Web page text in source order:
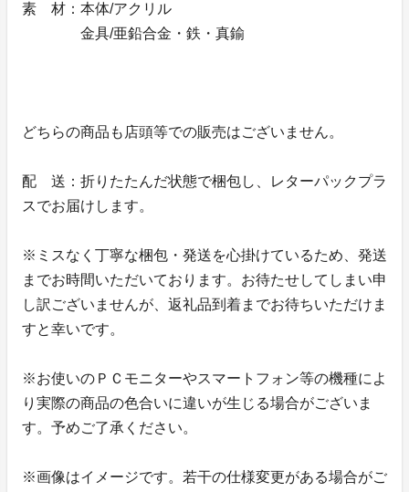
素 材：本体/アクリル
金具/亜鉛合金・鉄・真鍮
どちらの商品も店頭等での販売はございません。
配 送：折りたたんだ状態で梱包し、レターパックプラ
スでお届けします。
※ミスなく丁寧な梱包・発送を心掛けているため、発送
までお時間いただいております。お待たせしてしまい申
し訳ございませんが、返礼品到着までお待ちいただけま
すと幸いです。
※お使いのＰＣモニターやスマートフォン等の機種によ
り実際の商品の色合いに違いが生じる場合がございま
す。予めご了承ください。
※画像はイメージです。若干の仕様変更がある場合がご